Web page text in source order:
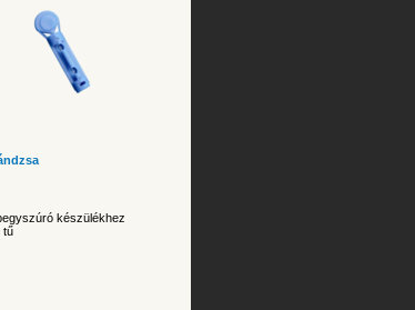
készülékhez
tű